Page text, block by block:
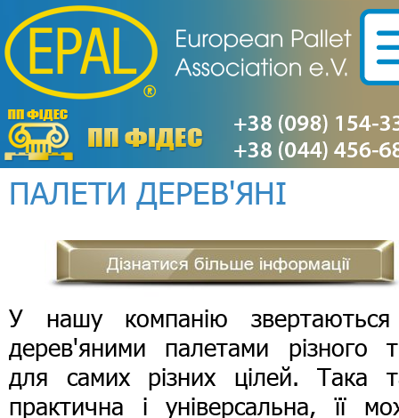
ПАЛЕТИ ДЕРЕВ'ЯНІ
У нашу компанію
дерев'яними палетами різного
для самих різних цілей. Така
практична і універсальна, її